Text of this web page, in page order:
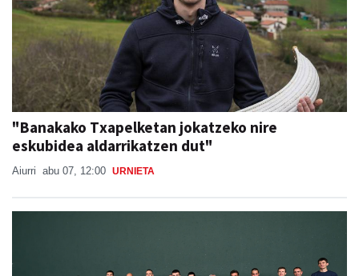
"Banakako Txapelketan jokatzeko nire
eskubidea aldarrikatzen dut"
Aiurri abu 07, 12:00 URNIETA